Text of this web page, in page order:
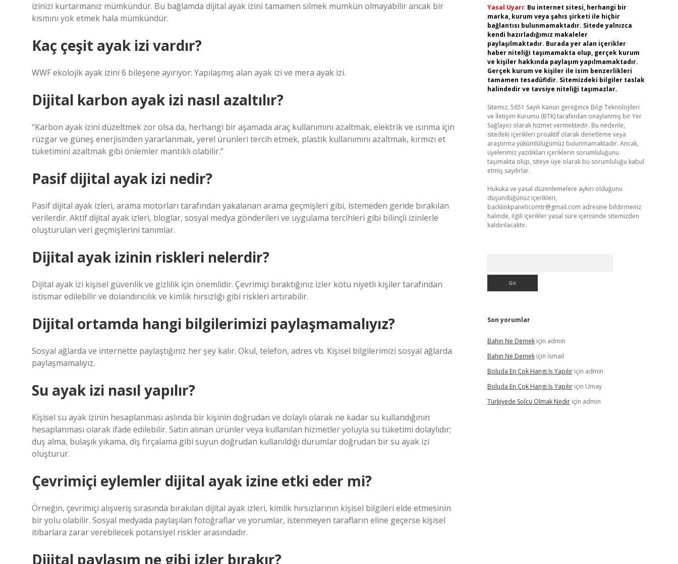
izinizi kurtarmanız mümkündür. Bu bağlamda dijital ayak izini tamamen silmek mümkün olmayabilir ancak bir
kısmını yok etmek hala mümkündür.
Kaç çeşit ayak izi vardır?
WWF ekolojik ayak izini 6 bileşene ayırıyor: Yapılaşmış alan ayak izi ve mera ayak izi.
Dijital karbon ayak izi nasıl azaltılır?
“Karbon ayak izini düzeltmek zor olsa da, herhangi bir aşamada araç kullanımını azaltmak, elektrik ve ısınma için
rüzgar ve güneş enerjisinden yararlanmak, yerel ürünleri tercih etmek, plastik kullanımını azaltmak, kırmızı et
tüketimini azaltmak gibi önlemler mantıklı olabilir.”
Pasif dijital ayak izi nedir?
Pasif dijital ayak izleri, arama motorları tarafından yakalanan arama geçmişleri gibi, istemeden geride bırakılan
verilerdir. Aktif dijital ayak izleri, bloglar, sosyal medya gönderileri ve uygulama tercihleri ​​gibi bilinçli izinlerle
oluşturulan veri geçmişlerini tanımlar.
Dijital ayak izinin riskleri nelerdir?
Dijital ayak izi kişisel güvenlik ve gizlilik için önemlidir. Çevrimiçi bıraktığınız izler kötü niyetli kişiler tarafından
istismar edilebilir ve dolandırıcılık ve kimlik hırsızlığı gibi riskleri artırabilir.
Dijital ortamda hangi bilgilerimizi paylaşmamalıyız?
Sosyal ağlarda ve internette paylaştığınız her şey kalır. Okul, telefon, adres vb. Kişisel bilgilerimizi sosyal ağlarda
paylaşmamalıyız.
Su ayak izi nasıl yapılır?
Kişisel su ayak izinin hesaplanması aslında bir kişinin doğrudan ve dolaylı olarak ne kadar su kullandığının
hesaplanması olarak ifade edilebilir. Satın alınan ürünler veya kullanılan hizmetler yoluyla su tüketimi dolaylıdır;
duş alma, bulaşık yıkama, diş fırçalama gibi suyun doğrudan kullanıldığı durumlar doğrudan bir su ayak izi
oluşturur.
Çevrimiçi eylemler dijital ayak izine etki eder mi?
Örneğin, çevrimiçi alışveriş sırasında bırakılan dijital ayak izleri, kimlik hırsızlarının kişisel bilgileri elde etmesinin
bir yolu olabilir. Sosyal medyada paylaşılan fotoğraflar ve yorumlar, istenmeyen tarafların eline geçerse kişisel
itibarlara zarar verebilecek potansiyel riskler arasındadır.
Dijital paylaşım ne gibi izler bırakır?
Yasal Uyarı: Bu internet sitesi, herhangi bir
marka, kurum veya şahıs şirketi ile hiçbir
bağlantısı bulunmamaktadır. Sitede yalnızca
kendi hazırladığımız makaleler
paylaşılmaktadır. Burada yer alan içerikler
haber niteliği taşımamakta olup, gerçek kurum
ve kişiler hakkında paylaşım yapılmamaktadır.
Gerçek kurum ve kişiler ile isim benzerlikleri
tamamen tesadüfidir. Sitemizdeki bilgiler taslak
halindedir ve tavsiye niteliği taşımazlar.
Sitemiz, 5651 Sayılı Kanun gereğince Bilgi Teknolojileri
ve İletişim Kurumu (BTK) tarafından onaylanmış bir Yer
Sağlayıcı olarak hizmet vermektedir. Bu nedenle,
sitedeki içerikleri proaktif olarak denetleme veya
araştırma yükümlülüğümüz bulunmamaktadır. Ancak,
üyelerimiz yazdıkları içeriklerin sorumluluğunu
taşımakta olup, siteye üye olarak bu sorumluluğu kabul
etmiş sayılırlar.
Hukuka ve yasal düzenlemelere aykırı olduğunu
düşündüğünüz içerikleri,
backlinkpanelicomtr@gmail.com adresine bildirmeniz
halinde, ilgili içerikler yasal süre içerisinde sitemizden
kaldırılacaktır.
Son yorumlar
Bahın Ne Demekiçin admin
Bahın Ne Demekiçin İsmail
Boluda En Çok Hangi Iş Yapılıriçin admin
Boluda En Çok Hangi Iş Yapılıriçin Umay
Türkiyede Solcu Olmak Nediriçin admin